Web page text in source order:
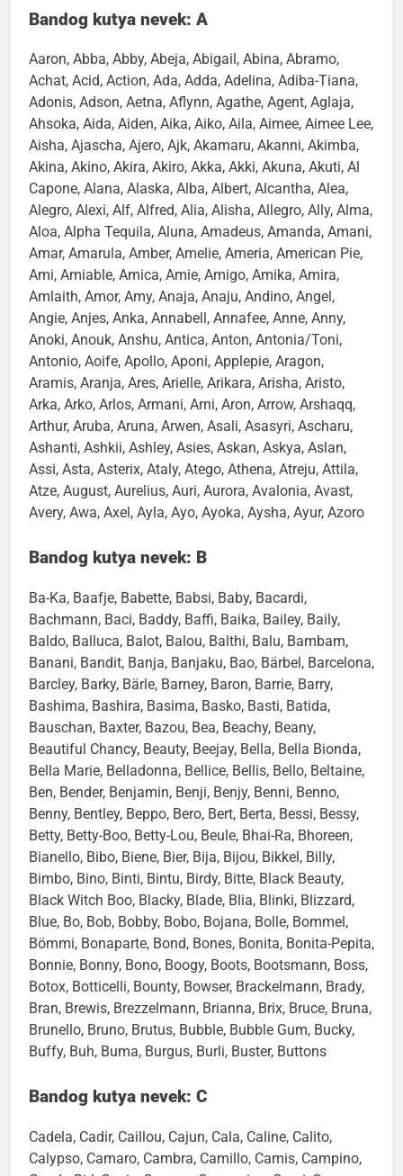
Bandog kutya nevek: A
Aaron, Abba, Abby, Abeja, Abigail, Abina, Abramo,
Achat, Acid, Action, Ada, Adda, Adelina, Adiba-Tiana,
Adonis, Adson, Aetna, Aflynn, Agathe, Agent, Aglaja,
Ahsoka, Aida, Aiden, Aika, Aiko, Aila, Aimee, Aimee Lee,
Aisha, Ajascha, Ajero, Ajk, Akamaru, Akanni, Akimba,
Akina, Akino, Akira, Akiro, Akka, Akki, Akuna, Akuti, Al
Capone, Alana, Alaska, Alba, Albert, Alcantha, Alea,
Alegro, Alexi, Alf, Alfred, Alia, Alisha, Allegro, Ally, Alma,
Aloa, Alpha Tequila, Aluna, Amadeus, Amanda, Amani,
Amar, Amarula, Amber, Amelie, Ameria, American Pie,
Ami, Amiable, Amica, Amie, Amigo, Amika, Amira,
Amlaith, Amor, Amy, Anaja, Anaju, Andino, Angel,
Angie, Anjes, Anka, Annabell, Annafee, Anne, Anny,
Anoki, Anouk, Anshu, Antica, Anton, Antonia/Toni,
Antonio, Aoife, Apollo, Aponi, Applepie, Aragon,
Aramis, Aranja, Ares, Arielle, Arikara, Arisha, Aristo,
Arka, Arko, Arlos, Armani, Arni, Aron, Arrow, Arshaqq,
Arthur, Aruba, Aruna, Arwen, Asali, Asasyri, Ascharu,
Ashanti, Ashkii, Ashley, Asies, Askan, Askya, Aslan,
Assi, Asta, Asterix, Ataly, Atego, Athena, Atreju, Attila,
Atze, August, Aurelius, Auri, Aurora, Avalonia, Avast,
Avery, Awa, Axel, Ayla, Ayo, Ayoka, Aysha, Ayur, Azoro
Bandog kutya nevek: B
Ba-Ka, Baafje, Babette, Babsi, Baby, Bacardi,
Bachmann, Baci, Baddy, Baffi, Baika, Bailey, Baily,
Baldo, Balluca, Balot, Balou, Balthi, Balu, Bambam,
Banani, Bandit, Banja, Banjaku, Bao, Bärbel, Barcelona,
Barcley, Barky, Bärle, Barney, Baron, Barrie, Barry,
Bashima, Bashira, Basima, Basko, Basti, Batida,
Bauschan, Baxter, Bazou, Bea, Beachy, Beany,
Beautiful Chancy, Beauty, Beejay, Bella, Bella Bionda,
Bella Marie, Belladonna, Bellice, Bellis, Bello, Beltaine,
Ben, Bender, Benjamin, Benji, Benjy, Benni, Benno,
Benny, Bentley, Beppo, Bero, Bert, Berta, Bessi, Bessy,
Betty, Betty-Boo, Betty-Lou, Beule, Bhai-Ra, Bhoreen,
Bianello, Bibo, Biene, Bier, Bija, Bijou, Bikkel, Billy,
Bimbo, Bino, Binti, Bintu, Birdy, Bitte, Black Beauty,
Black Witch Boo, Blacky, Blade, Blia, Blinki, Blizzard,
Blue, Bo, Bob, Bobby, Bobo, Bojana, Bolle, Bommel,
Bömmi, Bonaparte, Bond, Bones, Bonita, Bonita-Pepita,
Bonnie, Bonny, Bono, Boogy, Boots, Bootsmann, Boss,
Botox, Botticelli, Bounty, Bowser, Brackelmann, Brady,
Bran, Brewis, Brezzelmann, Brianna, Brix, Bruce, Bruna,
Brunello, Bruno, Brutus, Bubble, Bubble Gum, Bucky,
Buffy, Buh, Buma, Burgus, Burli, Buster, Buttons
Bandog kutya nevek: C
Cadela, Cadir, Caillou, Cajun, Cala, Caline, Calito,
Calypso, Camaro, Cambra, Camillo, Camis, Campino,